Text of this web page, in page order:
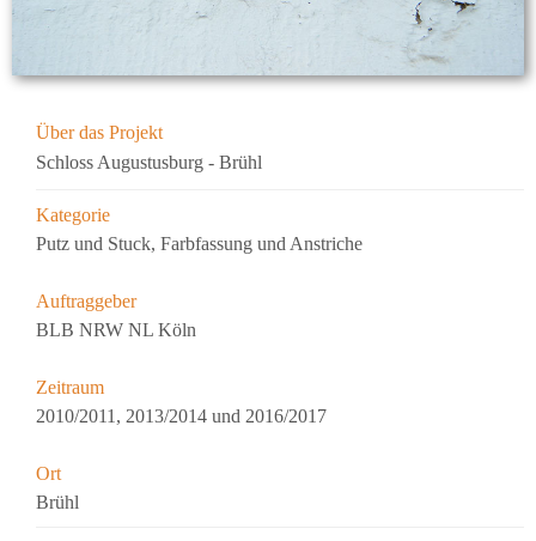
Über das Projekt
Schloss Augustusburg - Brühl
Kategorie
Putz und Stuck, Farbfassung und Anstriche
Auftraggeber
BLB NRW NL Köln
Zeitraum
2010/2011, 2013/2014 und 2016/2017
Ort
Brühl